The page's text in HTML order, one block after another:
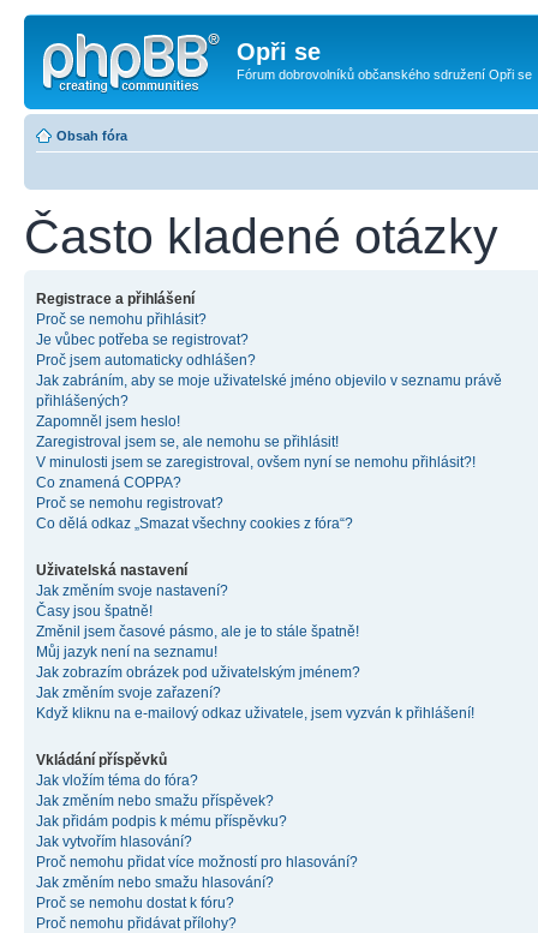
Opři se
Fórum dobrovolníků občanského sdružení Opři se
Obsah fóra
Často kladené otázky
Registrace a přihlášení
Proč se nemohu přihlásit?
Je vůbec potřeba se registrovat?
Proč jsem automaticky odhlášen?
Jak zabráním, aby se moje uživatelské jméno objevilo v seznamu právě
přihlášených?
Zapomněl jsem heslo!
Zaregistroval jsem se, ale nemohu se přihlásit!
V minulosti jsem se zaregistroval, ovšem nyní se nemohu přihlásit?!
Co znamená COPPA?
Proč se nemohu registrovat?
Co dělá odkaz „Smazat všechny cookies z fóra“?
Uživatelská nastavení
Jak změním svoje nastavení?
Časy jsou špatně!
Změnil jsem časové pásmo, ale je to stále špatně!
Můj jazyk není na seznamu!
Jak zobrazím obrázek pod uživatelským jménem?
Jak změním svoje zařazení?
Když kliknu na e-mailový odkaz uživatele, jsem vyzván k přihlášení!
Vkládání příspěvků
Jak vložím téma do fóra?
Jak změním nebo smažu příspěvek?
Jak přidám podpis k mému příspěvku?
Jak vytvořím hlasování?
Proč nemohu přidat více možností pro hlasování?
Jak změním nebo smažu hlasování?
Proč se nemohu dostat k fóru?
Proč nemohu přidávat přílohy?